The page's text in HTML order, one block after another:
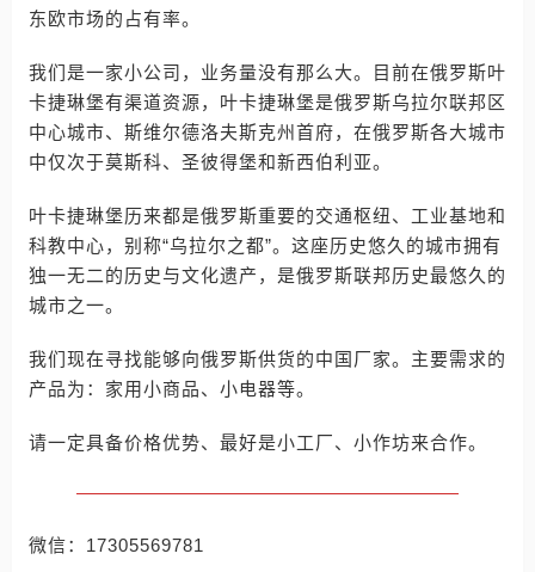
东欧市场的占有率。
我们是一家小公司，业务量没有那么大。目前在俄罗斯叶
卡捷琳堡有渠道资源，叶卡捷琳堡是俄罗斯乌拉尔联邦区
中心城市、斯维尔德洛夫斯克州首府，在俄罗斯各大城市
中仅次于莫斯科、圣彼得堡和新西伯利亚。
叶卡捷琳堡历来都是俄罗斯重要的交通枢纽、工业基地和
科教中心，别称“乌拉尔之都”。这座历史悠久的城市拥有
独一无二的历史与文化遗产，是俄罗斯联邦历史最悠久的
城市之一。
我们现在寻找能够向俄罗斯供货的中国厂家。主要需求的
产品为：家用小商品、小电器等。
请一定具备价格优势、最好是小工厂、小作坊来合作。
微信：17305569781